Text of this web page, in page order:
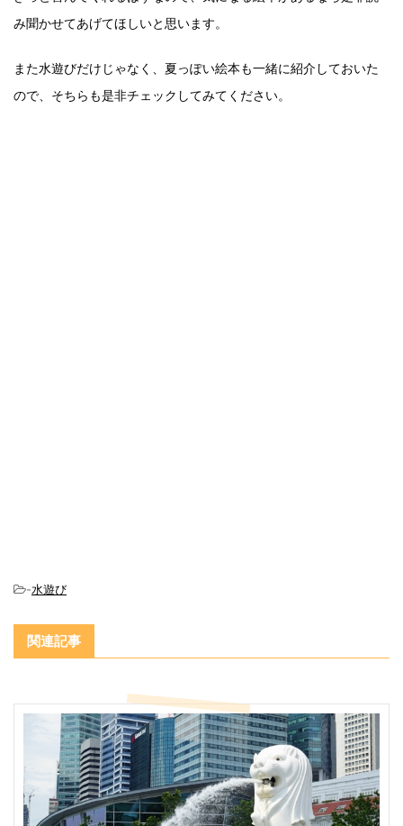
み聞かせてあげてほしいと思います。
また水遊びだけじゃなく、夏っぽい絵本も一緒に紹介しておいた
ので、そちらも是非チェックしてみてください。
-水遊び
関連記事